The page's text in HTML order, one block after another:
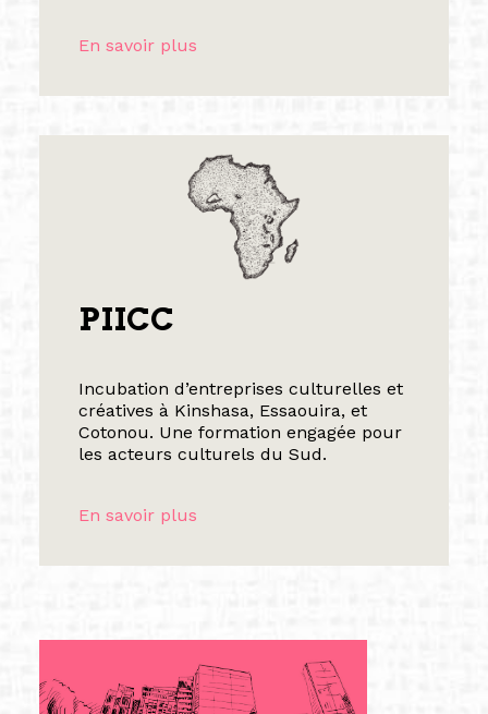
En savoir plus
PIICC
Incubation d’entreprises culturelles et
créatives à Kinshasa, Essaouira, et
Cotonou. Une formation engagée pour
les acteurs culturels du Sud.
En savoir plus